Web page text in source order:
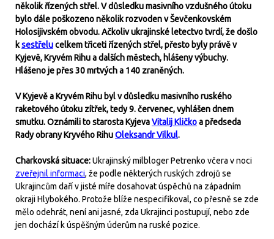
několik řízených střel. V důsledku masivního vzdušného útoku
bylo dále poškozeno několik rozvoden v Ševčenkovském
Holosijivském obvodu. Ačkoliv ukrajinské letectvo tvrdí, že došlo
ksestřelucelkem třiceti řízených střel, přesto byly právě v
Kyjevě, Kryvém Rihu a dalších městech, hlášeny výbuchy.
Hlášeno je přes 30 mrtvých a 140 zraněných.
V Kyjevě a Kryvém Rihu byl v důsledku masivního ruského
raketového útoku zítřek, tedy 9. červenec, vyhlášen dnem
smutku. Oznámili to starosta KyjevaVitalij Kličkoa předseda
Rady obrany Kryvého RihuOleksandr Vilkul.
Charkovská situace:Ukrajinský milbloger Petrenko včera v noci
zveřejnil informaci, že podle některých ruských zdrojů se
Ukrajincům daří v jisté míře dosahovat úspěchů na západním
okraji Hlybokého. Protože blíže nespecifikoval, co přesně se zde
mělo odehrát, není ani jasné, zda Ukrajinci postupují, nebo zde
jen dochází k úspěšným úderům na ruské pozice.